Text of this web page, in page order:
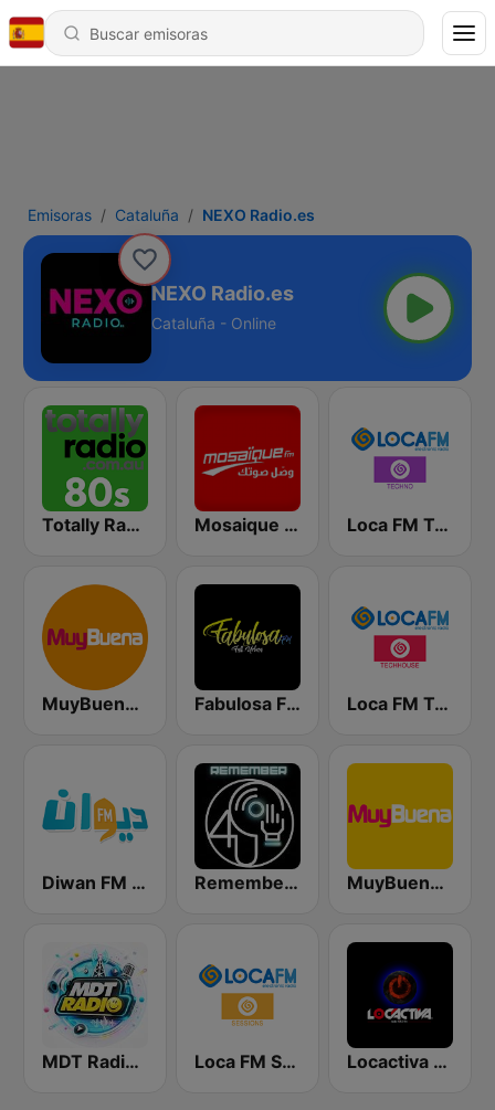
Emisoras Cataluña NEXO Radio.es
NEXO Radio.es
Cataluña - Online
Totally Radio 80s Mosaique FM (موزاييك إف إم) Loca FM Techno
MuyBuena - Alicante Fabulosa FM Loca FM Tech House
Diwan FM (ديوان إف إم) Remember 4 U MuyBuena Torrevieja
MDT Radio Valencia Loca FM Sessions Locactiva Radio